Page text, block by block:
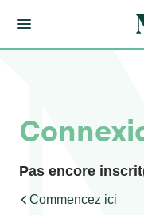
Pas encore
Commencez ici